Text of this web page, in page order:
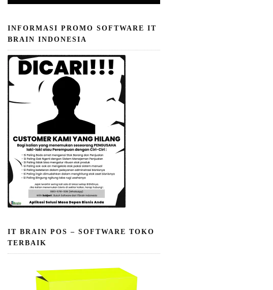
INFORMASI PROMO SOFTWARE IT
BRAIN INDONESIA
IT BRAIN POS – SOFTWARE TOKO
TERBAIK